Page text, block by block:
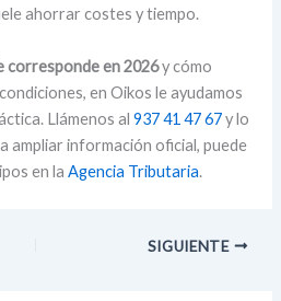
ahorrar costes y tiempo.
corresponde en 2026y cómo
en Oikos le ayudamos
Llámenos al937 41 47 67y lo
ampliar información oficial, puede
en laAgencia Tributaria.
SIGUIENTE